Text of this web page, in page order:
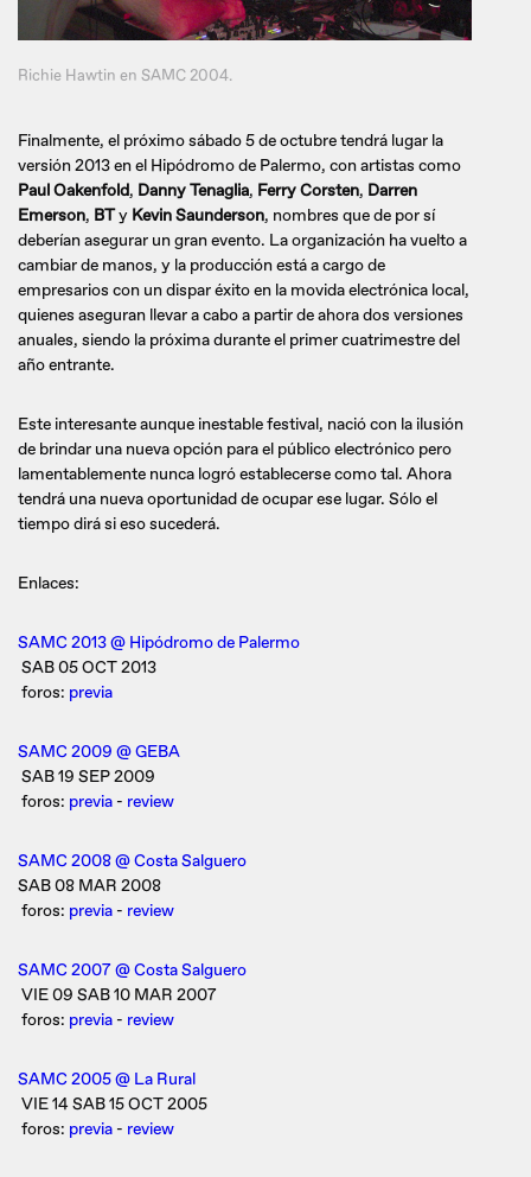
Richie Hawtin en SAMC 2004.
Finalmente, el próximo sábado 5 de octubre tendrá lugar la
versión 2013 en el Hipódromo de Palermo, con artistas como
Paul Oakenfold, Danny Tenaglia, Ferry Corsten, Darren
Emerson, BTy Kevin Saunderson, nombres que de por sí
deberían asegurar un gran evento. La organización ha vuelto a
cambiar de manos, y la producción está a cargo de
empresarios con un dispar éxito en la movida electrónica local,
quienes aseguran llevar a cabo a partir de ahora dos versiones
anuales, siendo la próxima durante el primer cuatrimestre del
año entrante.
Este interesante aunque inestable festival, nació con la ilusión
de brindar una nueva opción para el público electrónico pero
lamentablemente nunca logró establecerse como tal. Ahora
tendrá una nueva oportunidad de ocupar ese lugar. Sólo el
tiempo dirá si eso sucederá.
Enlaces:
SAMC 2013 @ Hipódromo de Palermo
SAB 05 OCT 2013
foros: previa
SAMC 2009 @ GEBA
SAB 19 SEP 2009
foros: previa - review
SAMC 2008 @ Costa Salguero
SAB 08 MAR 2008
foros: previa - review
SAMC 2007 @ Costa Salguero
VIE 09 SAB 10 MAR 2007
foros: previa - review
SAMC 2005 @ La Rural
VIE 14 SAB 15 OCT 2005
foros: previa - review